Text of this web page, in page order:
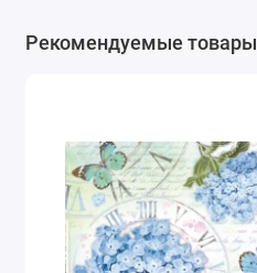
Рекомендуемые товары